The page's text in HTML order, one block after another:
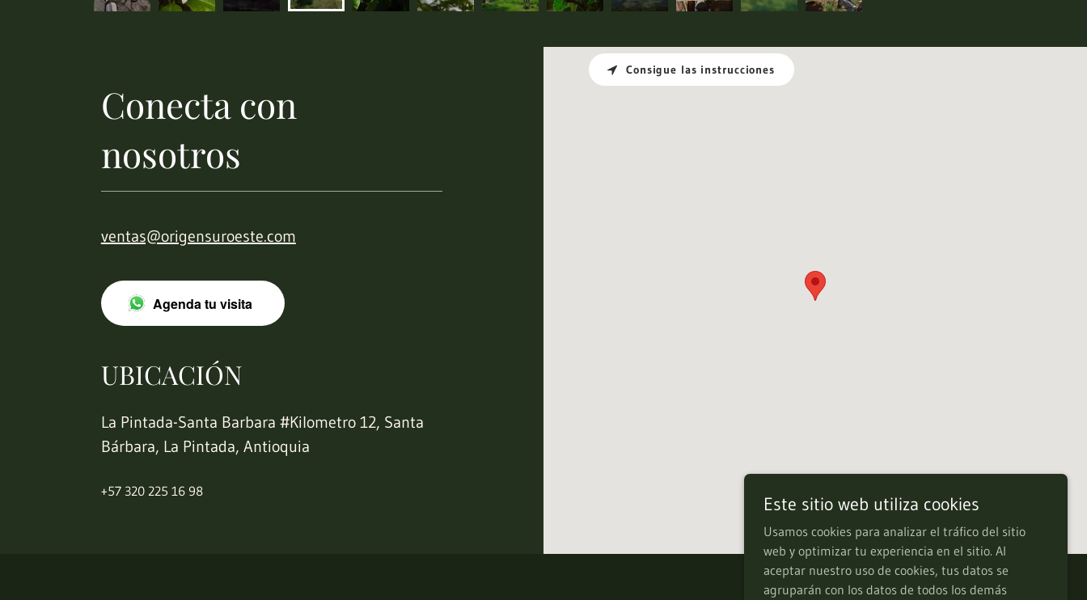
Conecta con
nosotros
ventas@origensuroeste.com
Agenda tu visita
UBICACIÓN
La Pintada-Santa Barbara #Kilometro 12, Santa
Bárbara, La Pintada, Antioquia
+57 320 225 16 98
Consigue las instrucciones
Este sitio web utiliza cookies
Usamos cookies para analizar el tráfico del sitio
web y optimizar tu experiencia en el sitio. Al
aceptar nuestro uso de cookies, tus datos se
agruparán con los datos de todos los demás